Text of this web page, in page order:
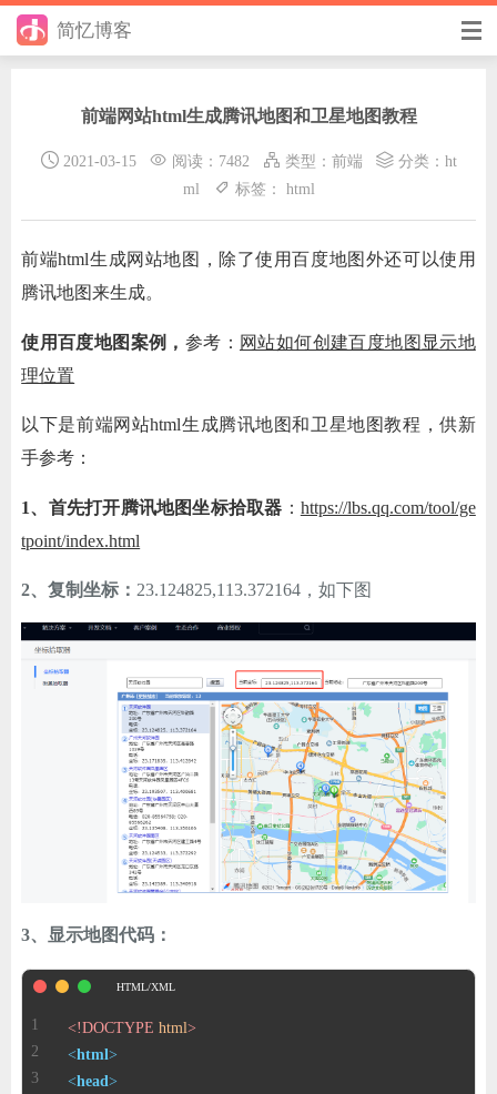
简忆博客
手册
日记
在线工具
优秀个人博客
省钱帮
ChatGPT
前端网站html生成腾讯地图和卫星地图教程
2021-03-15 阅读：7482 类型： 前端 分类： ht
ml
标签： html
前端html生成网站地图，除了使用百度地图外还可以使用
腾讯地图来生成。
使用百度地图案例， 参考： 网站如何创建百度地图显示地
理位置
以下是前端网站html生成腾讯地图和卫星地图教程，供新
手参考：
1、首先打开腾讯地图坐标拾取器 ： https://lbs.qq.com/tool/ge
tpoint/index.html
2、复制坐标： 23.124825,113.372164，如下图
3、显示地图代码：
<!DOCTYPE html>
<html>
<head>